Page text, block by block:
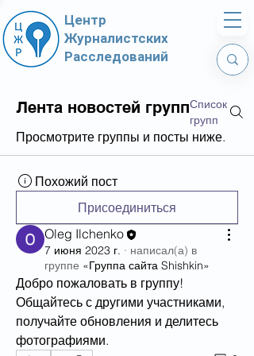
Центр
Журналистских
Расследований
Лента новостей группСписок
групп
Просмотрите группы и посты ниже.
Похожий пост
Присоединиться
Oleg Ilchenko
7 июня 2023 г. · написал(а) в
группе «Группа сайта Shishkin»
Добро пожаловать в группу!
Общайтесь с другими участниками,
получайте обновления и делитесь
фотографиями.